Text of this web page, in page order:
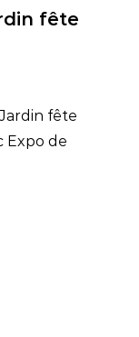
fête
fête
Expo de